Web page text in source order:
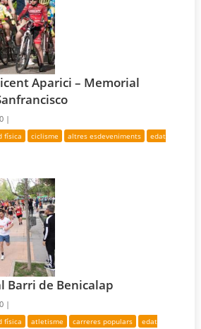
Aparici – Memorial
|
física ciclisme altres esdeveniments
edat
Barri de Benicalap
|
física atletisme carreres populars
edat